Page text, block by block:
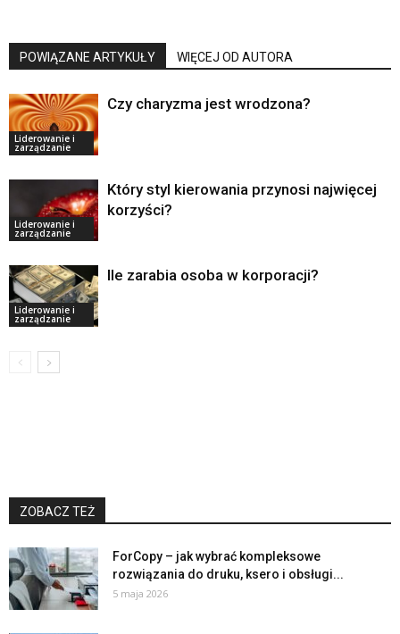
POWIĄZANE ARTYKUŁY WIĘCEJ OD AUTORA
Liderowanie i
zarządzanie
Czy charyzma jest wrodzona?
Liderowanie i
zarządzanie
Który styl kierowania przynosi najwięcej
korzyści?
Liderowanie i
zarządzanie
Ile zarabia osoba w korporacji?
ZOBACZ TEŻ
ForCopy – jak wybrać kompleksowe
rozwiązania do druku, ksero i obsługi...
5 maja 2026